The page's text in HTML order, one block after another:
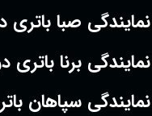
نمایندگی صبا باتری
نمایندگی برنا باتری
نمایندگی سپاهان